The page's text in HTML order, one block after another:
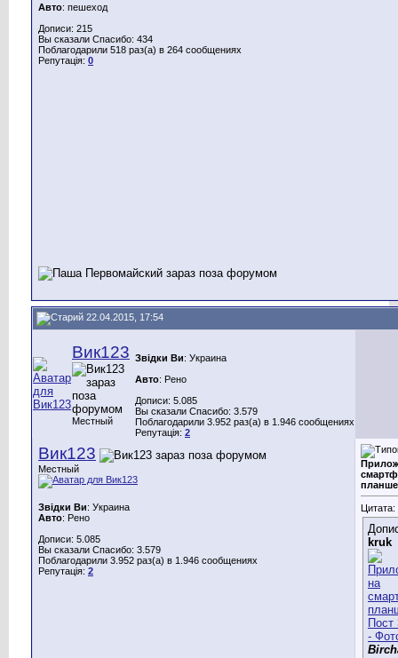
Авто: пешеход
Дописи: 215
Вы сказали Спасибо: 434
Поблагодарили 518 раз(а) в 264 сообщениях
Репутація: 0
22.04.2015, 17:54
Вик123
Местный
Звідки Ви: Украина
Авто: Рено
Дописи: 5.085
Вы сказали Спасибо: 3.579
Поблагодарили 3.952 раз(а) в 1.946 сообщениях
Репутація: 2
Вик123
Местный
Звідки Ви: Украина
Авто: Рено
Дописи: 5.085
Вы сказали Спасибо: 3.579
Поблагодарили 3.952 раз(а) в 1.946 сообщениях
Репутація: 2
Цитата:
kruk